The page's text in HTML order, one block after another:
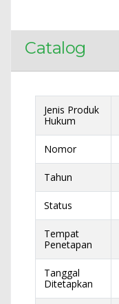
Catalog
Jenis Produk
Hukum
Nomor
Tahun
Status
Tempat
Penetapan
Tanggal
Ditetapkan